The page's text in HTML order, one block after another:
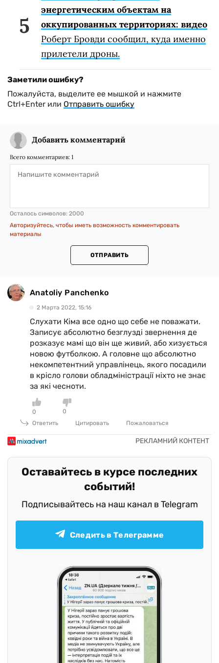
энергетическим объектам на
оккупированных территориях: видео
Роберт Бровди сообщил, куда именно
прилетели дроны.
Заметили ошибку?
Пожалуйста, выделите ее мышкой и нажмите
Ctrl+Enter или Отправить ошибку
Добавить комментарий
Всего комментариев: 1
Осталось символов: 2000
Авторизуйтесь, чтобы иметь возможность комментировать
материалы
ОТПРАВИТЬ
Anatoliy Panchenko
2 Марта 2022, 15:16
Слухати Кіма все одно що себе не поважати.
Записує абсолютно безглузді звернення де
розказує мамі що він ще живий, або хизується
новою футболкою. А головне що абсолютно
некомпетентний управлінець, якого посадили
в крісло голови обладміністрації ніхто не знає
за які чесноти.
0
0
Ответить
Цитировать Пожаловаться
Оставайтесь в курсе последних
событий!
Подписывайтесь на наш канал в Telegram
Следить в Телеграмме